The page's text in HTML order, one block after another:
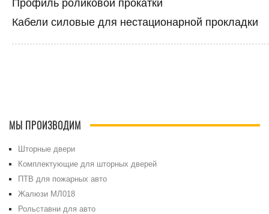
Профиль роликовой прокатки
Кабели силовые для нестационарной прокладки
МЫ ПРОИЗВОДИМ
Шторные двери
Комплектующие для шторных дверей
ПТВ для пожарных авто
Жалюзи МЛ018
Рольставни для авто